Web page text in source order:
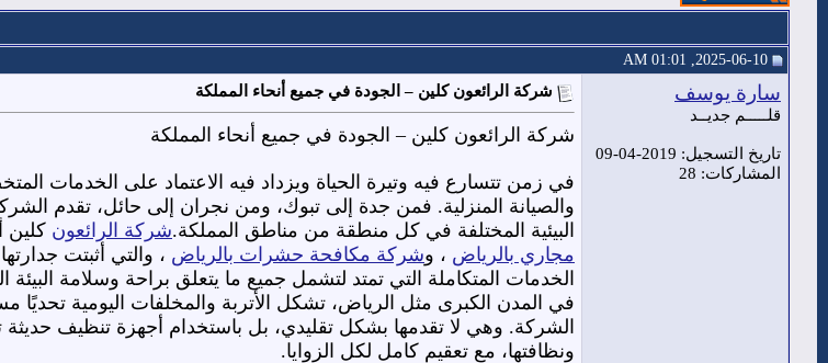
سارة يوسف
قلـــــم جديــد
تاريخ التسجيل: 2019-04-09
المشاركات: 28
شركة الرائعون كلين – الجودة في جميع أنحاء المملكة
شركة الرائعون كلين – الجودة في جميع أنحاء المملكة
في زمن تتسارع فيه وتيرة الحياة ويزداد فيه الاعتماد على الخدمات
والصيانة المنزلية. فمن جدة إلى تبوك، ومن نجران إلى حائل، تقدم
البيئية المختلفة في كل منطقة من مناطق المملكة.شركة الرائعون كلين
مجاري بالرياض ، وشركة مكافحة حشرات بالرياض ، والتي أثبتت
الخدمات المتكاملة التي تمتد لتشمل جميع ما يتعلق براحة وسلامة البيئة
في المدن الكبرى مثل الرياض، تشكل الأتربة والمخلفات اليومية
الشركة. وهي لا تقدمها بشكل تقليدي، بل باستخدام أجهزة تنظيف حديثة
ونظافتها، مع تعقيم كامل لكل الزوايا.